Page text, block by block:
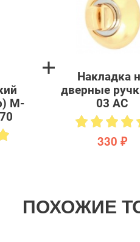
M-
Накладка
дверные
03 AC
330 ₽
ПОХОЖИЕ